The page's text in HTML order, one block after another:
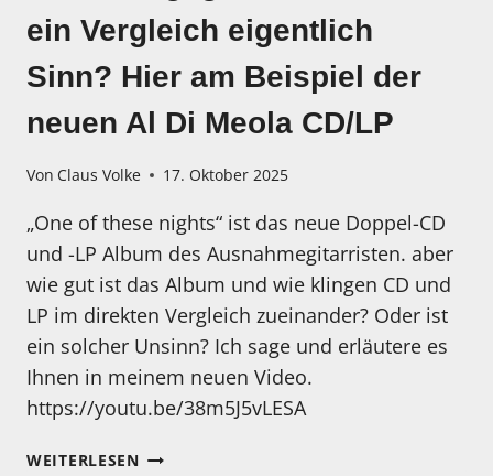
ein Vergleich eigentlich
Sinn? Hier am Beispiel der
neuen Al Di Meola CD/LP
Von Claus Volke 17. Oktober 2025
„One of these nights“ ist das neue Doppel-CD
und -LP Album des Ausnahmegitarristen. aber
wie gut ist das Album und wie klingen CD und
LP im direkten Vergleich zueinander? Oder ist
ein solcher Unsinn? Ich sage und erläutere es
Ihnen in meinem neuen Video.
https://youtu.be/38m5J5vLESA
WEITERLESENMORGEN